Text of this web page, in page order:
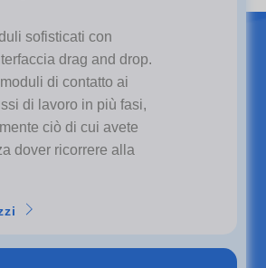
sofisticati con
drag and drop.
di contatto ai
di lavoro in più fasi,
ciò di cui avete
dover ricorrere alla